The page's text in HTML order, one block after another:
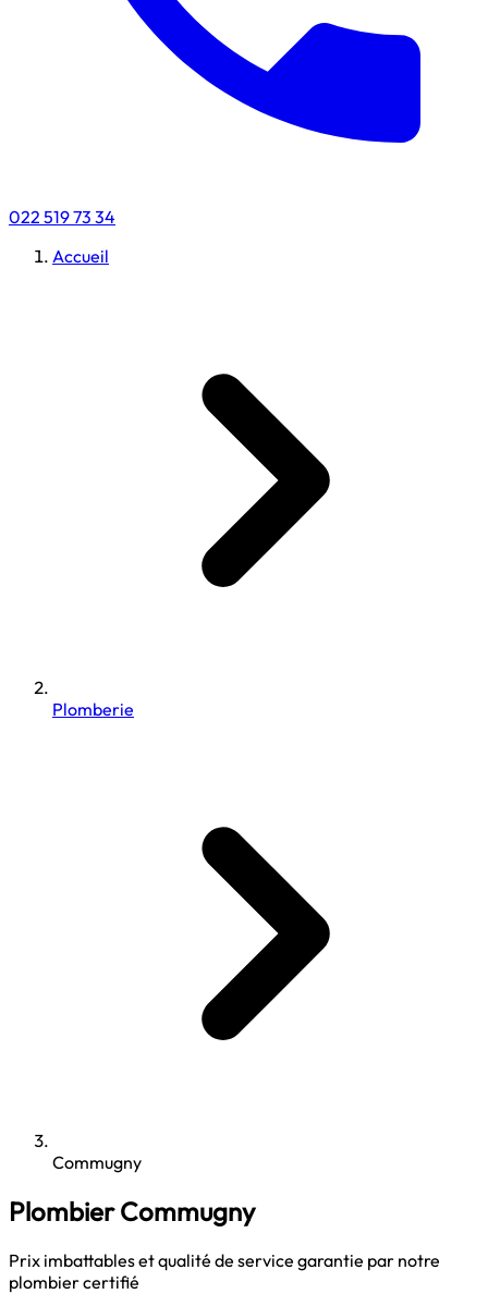
022 519 73 34
Accueil
Plomberie
Commugny
Plombier Commugny
Prix imbattables et qualité de service garantie par notre
plombier certifié